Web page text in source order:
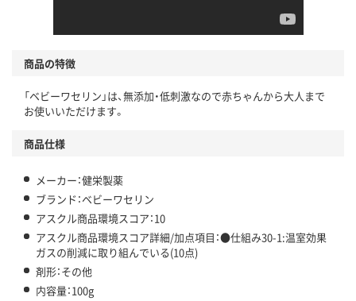
商品の特徴
「ベビーワセリン」は、無添加・低刺激なので赤ちゃんから大人まで
お使いいただけます。
商品仕様
メーカー：健栄製薬
ブランド：ベビーワセリン
アスクル商品環境スコア：10
アスクル商品環境スコア詳細/加点項目：●仕組み30-1:温室効果
ガスの削減に取り組んでいる(10点)
剤形：その他
内容量：100g